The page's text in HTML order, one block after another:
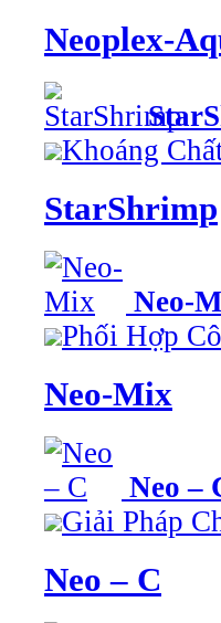
Neoplex-
Khoáng
StarShrimp
Neo-
Phối Hợp
Neo-Mix
Neo –
Giải Pháp
Neo – C